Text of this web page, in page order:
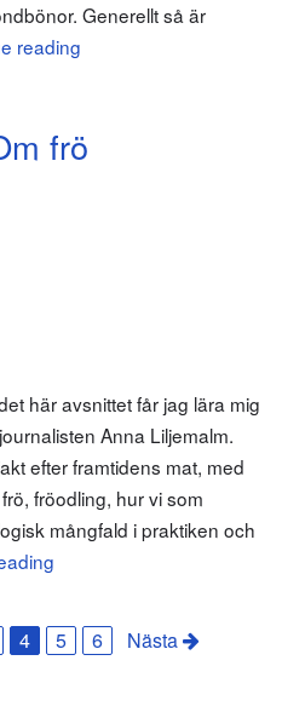
Generellt så är
reading
frö
här avsnittet får jag lära mig
Anna Liljemalm.
efter framtidens mat, med
fröodling, hur vi som
mångfald i praktiken och
4 5 6 Nästa